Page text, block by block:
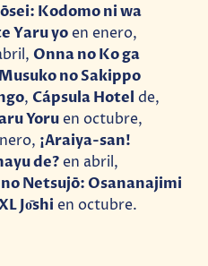
Kodomo ni wa
Yaru yoen enero,
Onna no Ko ga
no Sakippo
, Cápsula Hotel de,
Yoruen octubre,
¡Araiya-san!
de?en abril,
Netsujō: Osananajimi
Jо̄shi en octubre.